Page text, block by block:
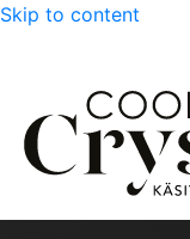
Skip to content